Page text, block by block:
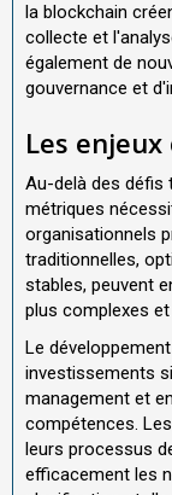
la blockchain
collecte et
également de
gouvernance et
Les
Au-delà des défis
métriques
organisationnels
traditionnelles,
stables, peuvent
plus complexes
Le
investissements
management et
compétences.
leurs processus
efficacement les